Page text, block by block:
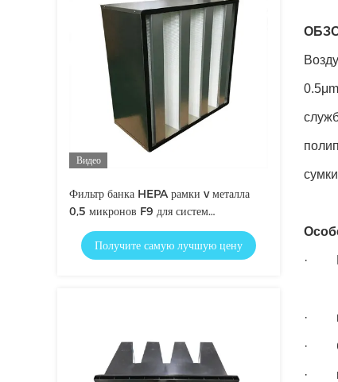
Видео
Фильтр банка HEPA рамки v металла
0,5 микронов F9 для систем
кондиционирования воздуха
Получите самую лучшую цену
·
·
·
·